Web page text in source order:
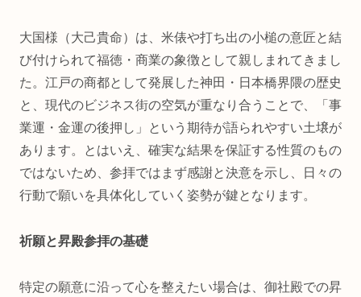
大国様（大己貴命）は、米俵や打ち出の小槌の意匠と結
び付けられて福徳・商業の象徴として親しまれてきまし
た。江戸の商都として発展した神田・日本橋界隈の歴史
と、現代のビジネス街の空気が重なり合うことで、「事
業運・金運の後押し」という期待が語られやすい土壌が
あります。とはいえ、確実な結果を保証する性質のもの
ではないため、参拝ではまず感謝と決意を示し、日々の
行動で願いを具体化していく姿勢が鍵となります。
祈願と昇殿参拝の基礎
特定の願意に沿って心を整えたい場合は、御社殿での昇